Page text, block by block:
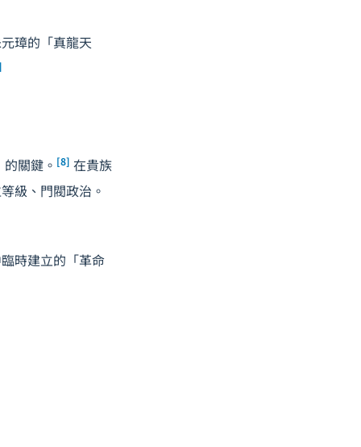
璋的「真龍天
關鍵。 [8] 在貴族
級、門閥政治。
時建立的「革命